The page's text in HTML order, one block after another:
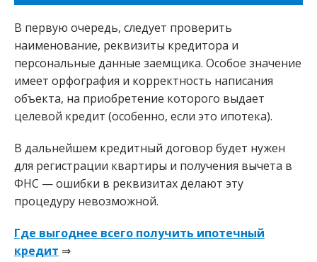
В первую очередь, следует проверить
наименование, реквизиты кредитора и
персональные данные заемщика. Особое значение
имеет орфография и корректность написания
объекта, на приобретение которого выдает
целевой кредит (особенно, если это ипотека).
В дальнейшем кредитный договор будет нужен
для регистрации квартиры и получения вычета в
ФНС — ошибки в реквизитах делают эту
процедуру невозможной.
Где выгоднее всего получить ипотечный
кредит ⇒